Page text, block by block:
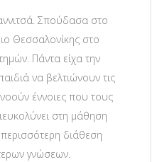
Σπούδασα στο
Θεσσαλονίκης στο
Πάντα είχα την
να βελτιώνουν τις
έννοιες που τους
στη μάθηση
διάθεση
γνώσεων.